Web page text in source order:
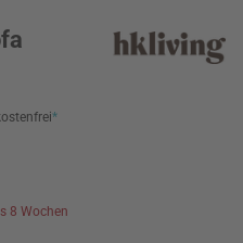
*
8 Wochen